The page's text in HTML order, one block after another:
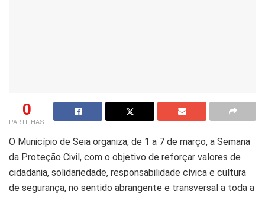
0
PARTILHAS
O Município de Seia organiza, de 1 a 7 de março, a Semana
da Proteção Civil, com o objetivo de reforçar valores de
cidadania, solidariedade, responsabilidade cívica e cultura
de segurança, no sentido abrangente e transversal a toda a